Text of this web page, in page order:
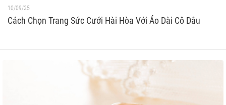
10/09/25
Cách Chọn Trang Sức Cưới Hài Hòa Với Áo Dài Cô Dâu